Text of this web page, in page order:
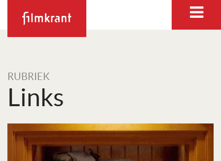
RUBRIEK
Links